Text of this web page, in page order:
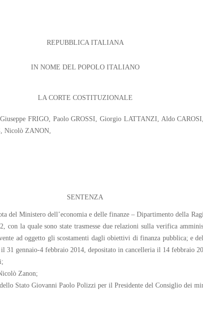
REPUBBLICA ITALIANA
IN NOME DEL POPOLO ITALIANO
LA CORTE COSTITUZIONALE
FRIGO, Paolo GROSSI, Giorgio LATTANZI, Aldo
Nicolò ZANON,
SENTENZA
Ministero dell’economia e delle finanze – Dipartimento della
la quale sono state trasmesse due relazioni sulla verifica
ad oggetto gli scostamenti dagli obiettivi di finanza pubblica; e
31 gennaio-4 febbraio 2014, depositato in cancelleria il 14 febbraio
Zanon;
Stato Giovanni Paolo Polizzi per il Presidente del Consiglio dei